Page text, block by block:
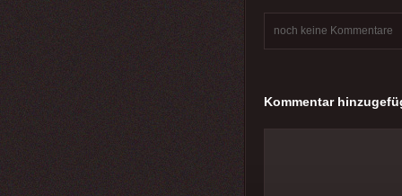
noch keine Kommentare
Kommentar